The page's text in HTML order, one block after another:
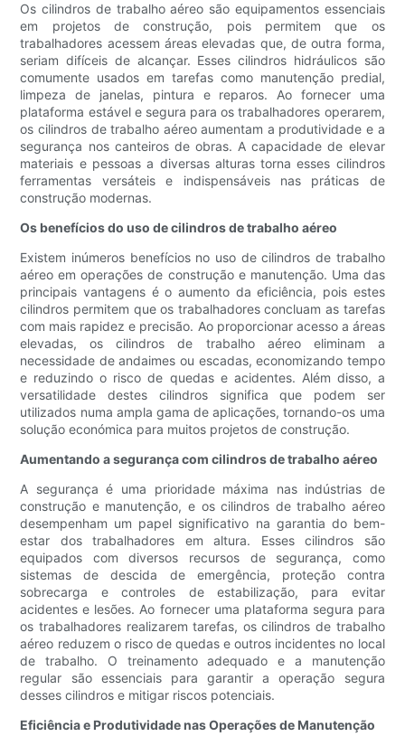
Os cilindros de trabalho aéreo são equipamentos essenciais
em projetos de construção, pois permitem que os
trabalhadores acessem áreas elevadas que, de outra forma,
seriam difíceis de alcançar. Esses cilindros hidráulicos são
comumente usados ​​em tarefas como manutenção predial,
limpeza de janelas, pintura e reparos. Ao fornecer uma
plataforma estável e segura para os trabalhadores operarem,
os cilindros de trabalho aéreo aumentam a produtividade e a
segurança nos canteiros de obras. A capacidade de elevar
materiais e pessoas a diversas alturas torna esses cilindros
ferramentas versáteis e indispensáveis ​​nas práticas de
construção modernas.
Os benefícios do uso de cilindros de trabalho aéreo
Existem inúmeros benefícios no uso de cilindros de trabalho
aéreo em operações de construção e manutenção. Uma das
principais vantagens é o aumento da eficiência, pois estes
cilindros permitem que os trabalhadores concluam as tarefas
com mais rapidez e precisão. Ao proporcionar acesso a áreas
elevadas, os cilindros de trabalho aéreo eliminam a
necessidade de andaimes ou escadas, economizando tempo
e reduzindo o risco de quedas e acidentes. Além disso, a
versatilidade destes cilindros significa que podem ser
utilizados numa ampla gama de aplicações, tornando-os uma
solução económica para muitos projetos de construção.
Aumentando a segurança com cilindros de trabalho aéreo
A segurança é uma prioridade máxima nas indústrias de
construção e manutenção, e os cilindros de trabalho aéreo
desempenham um papel significativo na garantia do bem-
estar dos trabalhadores em altura. Esses cilindros são
equipados com diversos recursos de segurança, como
sistemas de descida de emergência, proteção contra
sobrecarga e controles de estabilização, para evitar
acidentes e lesões. Ao fornecer uma plataforma segura para
os trabalhadores realizarem tarefas, os cilindros de trabalho
aéreo reduzem o risco de quedas e outros incidentes no local
de trabalho. O treinamento adequado e a manutenção
regular são essenciais para garantir a operação segura
desses cilindros e mitigar riscos potenciais.
Eficiência e Produtividade nas Operações de Manutenção